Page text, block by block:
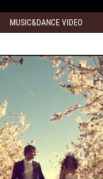
MUSIC&DANCE VIDEO